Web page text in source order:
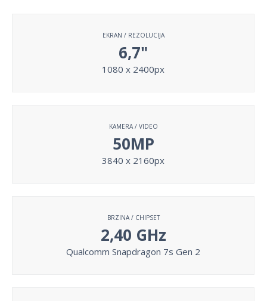
EKRAN / REZOLUCIJA
6,7"
1080 x 2400px
KAMERA / VIDEO
50MP
3840 x 2160px
BRZINA / CHIPSET
2,40 GHz
Qualcomm Snapdragon 7s Gen 2